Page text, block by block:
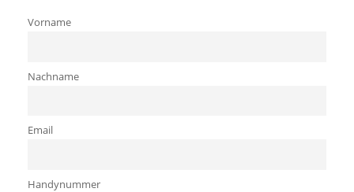
Vorname
Nachname
Email
Handynummer